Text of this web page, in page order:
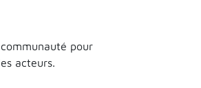
pour
acteurs.